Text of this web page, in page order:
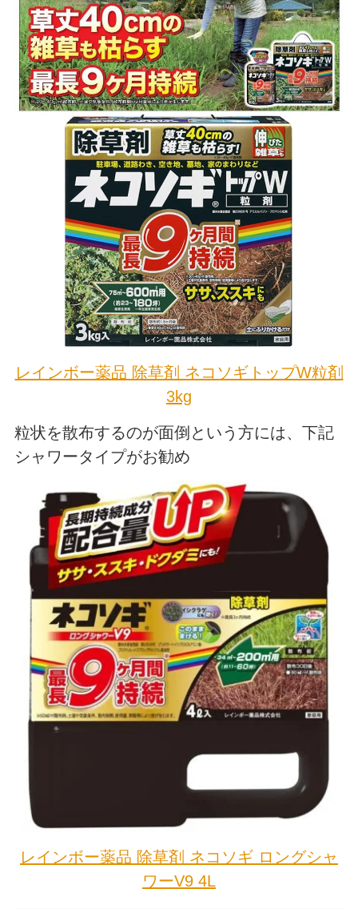
レインボー薬品 除草剤 ネコソギトップW粒剤
3kg
粒状を散布するのが面倒という方には、下記
シャワータイプがお勧め
レインボー薬品 除草剤 ネコソギ ロングシャ
ワーV9 4L